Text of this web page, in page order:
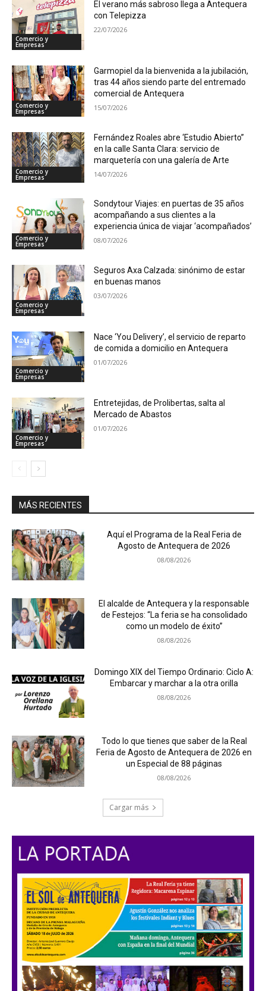
Comercio y
Empresas
El verano más sabroso llega a Antequera
con Telepizza
22/07/2026
Comercio y
Empresas
Garmopiel da la bienvenida a la jubilación,
tras 44 años siendo parte del entremado
comercial de Antequera
15/07/2026
Comercio y
Empresas
Fernández Roales abre ‘Estudio Abierto”
en la calle Santa Clara: servicio de
marquetería con una galería de Arte
14/07/2026
Comercio y
Empresas
Sondytour Viajes: en puertas de 35 años
acompañando a sus clientes a la
experiencia única de viajar ‘acompañados’
08/07/2026
Comercio y
Empresas
Seguros Axa Calzada: sinónimo de estar
en buenas manos
03/07/2026
Comercio y
Empresas
Nace ‘You Delivery’, el servicio de reparto
de comida a domicilio en Antequera
01/07/2026
Comercio y
Empresas
Entretejidas, de Prolibertas, salta al
Mercado de Abastos
01/07/2026
MÁS RECIENTES
Aquí el Programa de la Real Feria de
Agosto de Antequera de 2026
08/08/2026
El alcalde de Antequera y la responsable
de Festejos: “La feria se ha consolidado
como un modelo de éxito”
08/08/2026
Domingo XIX del Tiempo Ordinario: Ciclo A:
Embarcar y marchar a la otra orilla
08/08/2026
Todo lo que tienes que saber de la Real
Feria de Agosto de Antequera de 2026 en
un Especial de 88 páginas
08/08/2026
Cargar más